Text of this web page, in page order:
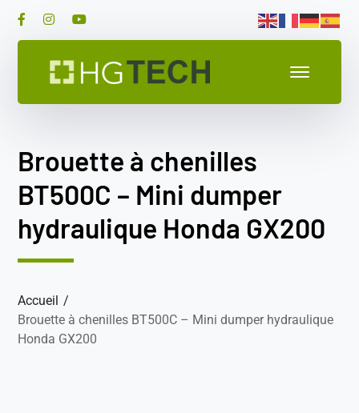
Brouette à chenilles
BT500C – Mini dumper
hydraulique Honda GX200
Accueil
Brouette à chenilles BT500C – Mini dumper hydraulique
Honda GX200